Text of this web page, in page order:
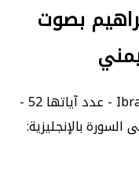
بصوت
| سورة إبراهيم | Ibrahim - عدد آياتها 52 -
المصحف: 14 - معنى السورة بالإنجليزية: